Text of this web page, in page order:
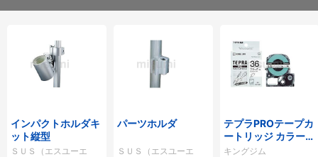
インパクトホルダキ
ット縦型
ＳＵＳ（エスユーエ
パーツホルダ
ＳＵＳ（エスユーエ
テプラPROテープカ
ートリッジ カラータ
イプ
キングジム